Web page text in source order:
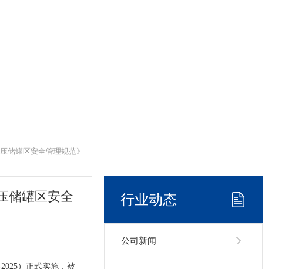
储罐区安全管理规范》
储罐区安全
）正式实施，被
行业动态
公司新闻